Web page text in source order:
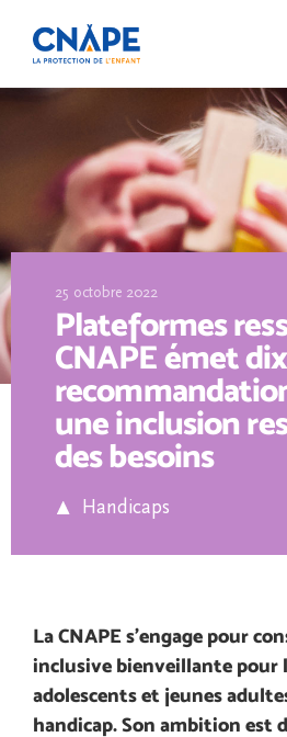
25 octobre 2022
Plateformes
CNAPE émet
une inclusion
des besoins
Handicaps
La CNAPE s’engage pour
inclusive bienveillante pour
adolescents et jeunes
handicap. Son ambition est